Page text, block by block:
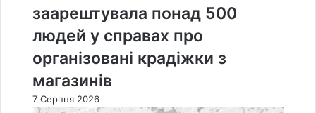
заарештувала понад 500
людей у справах про
організовані крадіжки з
магазинів
7 Серпня 2026